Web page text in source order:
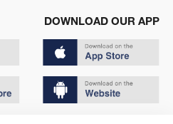
DOWNLOAD OUR APP